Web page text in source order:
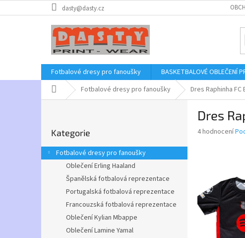
na
dasty@dasty.cz
Fotbalové dresy pro fanoušky BASKETBALOVÉ OBLEČENÍ
Domů Fotbalové dresy pro fanoušky Dres Raphinha
r
a
kategorie
Kategorie
Fotbalové dresy pro fanoušky
Oblečení Erling Haaland
Španělská fotbalová reprezentace
Portugalská fotbalová reprezentace
Francouzská fotbalová reprezentace
Oblečení Kylian Mbappe
Oblečení Lamine Yamal
Dres
Průměrné
hvězdiček.
4 hodnocení